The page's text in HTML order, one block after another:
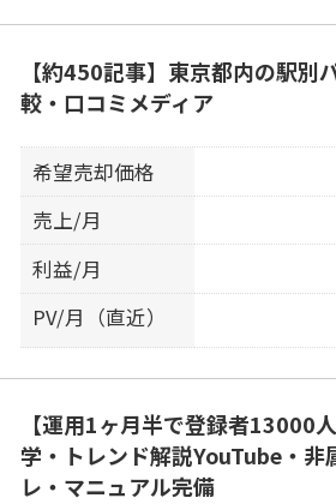
【約450記事】東京都内の駅別
較・口コミメディア
希望売却価格
売上/月
利益/月
PV/月（直近）
【運用1ヶ月半で登録者13000
学・トレンド解説YouTube・非
レ・マニュアル完備